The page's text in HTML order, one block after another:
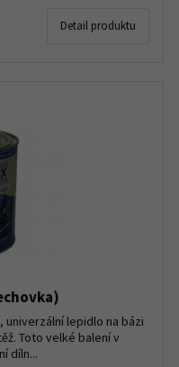
Detail produktu
univerzální lepidlo na bázi
Toto velké balení v
díln...